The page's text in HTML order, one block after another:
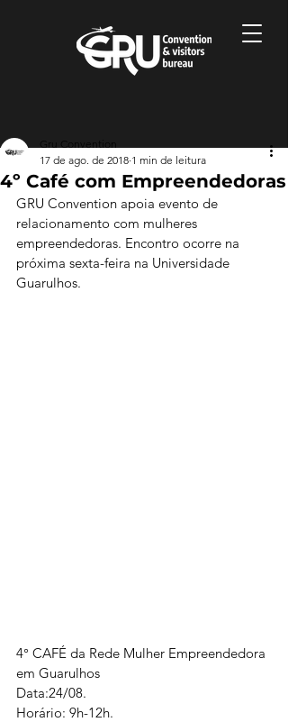
4º Café com Empreendedoras
Gru Convention
17 de ago. de 2018 1 min de leitura
GRU Convention apoia evento de
relacionamento com mulheres
empreendedoras. Encontro ocorre na
próxima sexta-feira na Universidade
Guarulhos.
4° CAFÉ da Rede Mulher Empreendedora
em Guarulhos
Data:24/08.
Horário: 9h-12h.